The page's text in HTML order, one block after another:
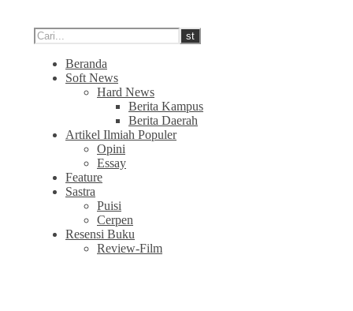
Beranda
Soft News
Hard News
Berita Kampus
Berita Daerah
Artikel Ilmiah Populer
Opini
Essay
Feature
Sastra
Puisi
Cerpen
Resensi Buku
Review-Film